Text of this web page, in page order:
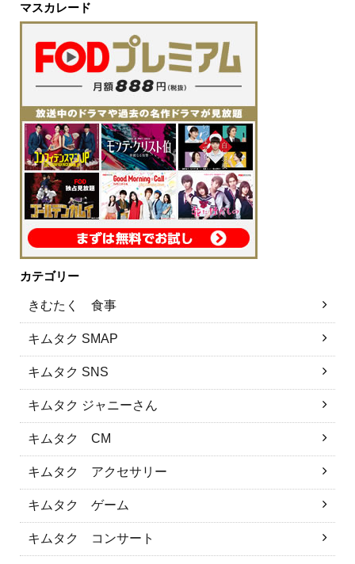
マスカレード
カテゴリー
きむたく 食事
キムタク SMAP
キムタク SNS
キムタク ジャニーさん
キムタク CM
キムタク アクセサリー
キムタク ゲーム
キムタク コンサート